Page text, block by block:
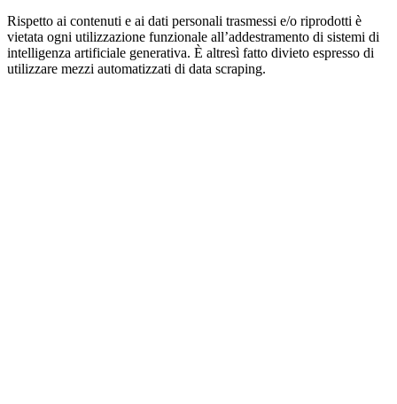
Rispetto ai contenuti e ai dati personali trasmessi e/o riprodotti è
vietata ogni utilizzazione funzionale all’addestramento di sistemi di
intelligenza artificiale generativa. È altresì fatto divieto espresso di
utilizzare mezzi automatizzati di data scraping.